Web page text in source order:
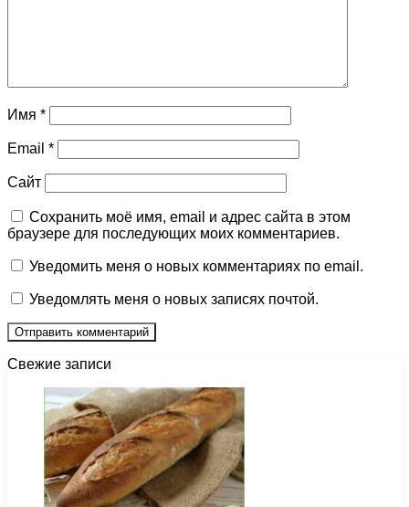
Имя *
Email *
Сайт
Сохранить моё имя, email и адрес сайта в этом
браузере для последующих моих комментариев.
Уведомить меня о новых комментариях по email.
Уведомлять меня о новых записях почтой.
Свежие записи